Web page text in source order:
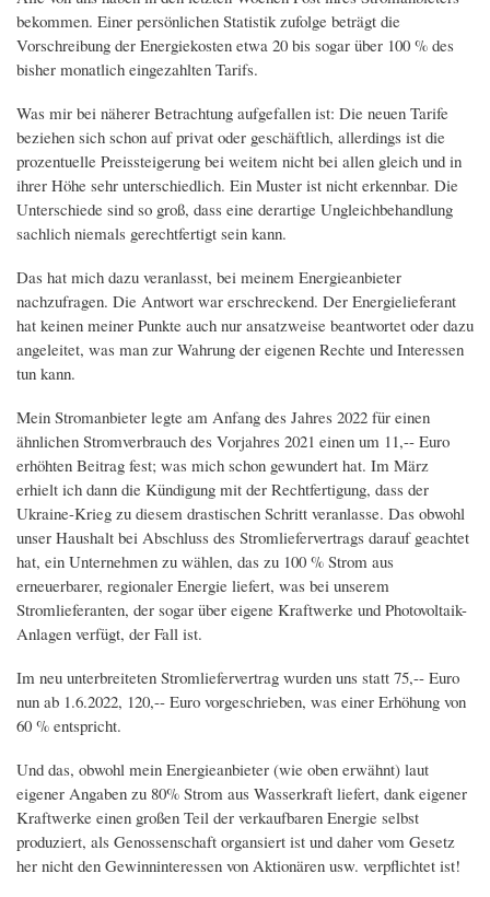
bekommen. Einer persönlichen Statistik zufolge beträgt die
Vorschreibung der Energiekosten etwa 20 bis sogar über 100 % des
bisher monatlich eingezahlten Tarifs.
Was mir bei näherer Betrachtung aufgefallen ist: Die neuen Tarife
beziehen sich schon auf privat oder geschäftlich, allerdings ist die
prozentuelle Preissteigerung bei weitem nicht bei allen gleich und in
ihrer Höhe sehr unterschiedlich. Ein Muster ist nicht erkennbar. Die
Unterschiede sind so groß, dass eine derartige Ungleichbehandlung
sachlich niemals gerechtfertigt sein kann.
Das hat mich dazu veranlasst, bei meinem Energieanbieter
nachzufragen. Die Antwort war erschreckend. Der Energielieferant
hat keinen meiner Punkte auch nur ansatzweise beantwortet oder dazu
angeleitet, was man zur Wahrung der eigenen Rechte und Interessen
tun kann.
Mein Stromanbieter legte am Anfang des Jahres 2022 für einen
ähnlichen Stromverbrauch des Vorjahres 2021 einen um 11,-- Euro
erhöhten Beitrag fest; was mich schon gewundert hat. Im März
erhielt ich dann die Kündigung mit der Rechtfertigung, dass der
Ukraine-Krieg zu diesem drastischen Schritt veranlasse. Das obwohl
unser Haushalt bei Abschluss des Stromliefervertrags darauf geachtet
hat, ein Unternehmen zu wählen, das zu 100 % Strom aus
erneuerbarer, regionaler Energie liefert, was bei unserem
Stromlieferanten, der sogar über eigene Kraftwerke und Photovoltaik-
Anlagen verfügt, der Fall ist.
Im neu unterbreiteten Stromliefervertrag wurden uns statt 75,-- Euro
nun ab 1.6.2022, 120,-- Euro vorgeschrieben, was einer Erhöhung von
60 % entspricht.
Und das, obwohl mein Energieanbieter (wie oben erwähnt) laut
eigener Angaben zu 80% Strom aus Wasserkraft liefert, dank eigener
Kraftwerke einen großen Teil der verkaufbaren Energie selbst
produziert, als Genossenschaft organsiert ist und daher vom Gesetz
her nicht den Gewinninteressen von Aktionären usw. verpflichtet ist!